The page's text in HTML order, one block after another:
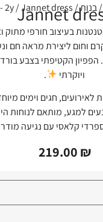
/בנות/
2y/ Jannet dress
Jannet
בעיצוב חורפי מתוק
וחום ליצירת מראה חם
הקטיפתי בצבע
ויוקרתי
.
לאירועים, חגים וימים
למגע, מותאם לנוחות
קלאסי עם נגיעה
219.00 ₪